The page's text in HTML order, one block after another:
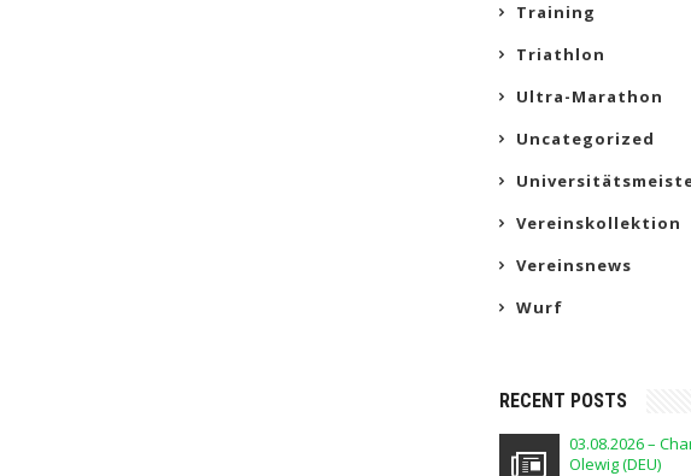
Training
Triathlon
Ultra-Marathon
Uncategorized
Vereinskollektion
Vereinsnews
Wurf
RECENT POSTS
03.08.2026 –
Olewig (DEU)